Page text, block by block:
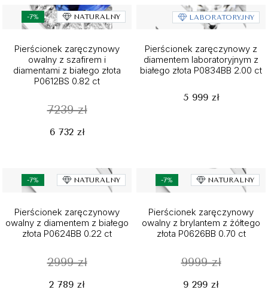
-7% NATURALNY
Pierścionek zaręczynowy
owalny z szafirem i
diamentami z białego złota
P0612BS 0.82 ct
7239 zł
6 732 zł
LABORATORYJNY
Pierścionek zaręczynowy z
diamentem laboratoryjnym z
białego złota P0834BB 2.00 ct
5 999 zł
-7% NATURALNY
Pierścionek zaręczynowy
owalny z diamentem z białego
złota P0624BB 0.22 ct
2999 zł
2 789 zł
-7% NATURALNY
Pierścionek zaręczynowy
owalny z brylantem z żółtego
złota P0626BB 0.70 ct
9999 zł
9 299 zł